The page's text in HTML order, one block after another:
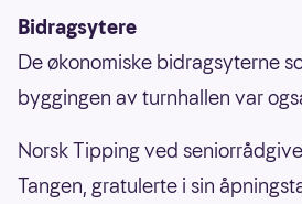
Bidragsytere
De økonomiske bidragsyterne
byggingen av turnhallen var
Norsk Tipping ved
Tangen, gratulerte i sin